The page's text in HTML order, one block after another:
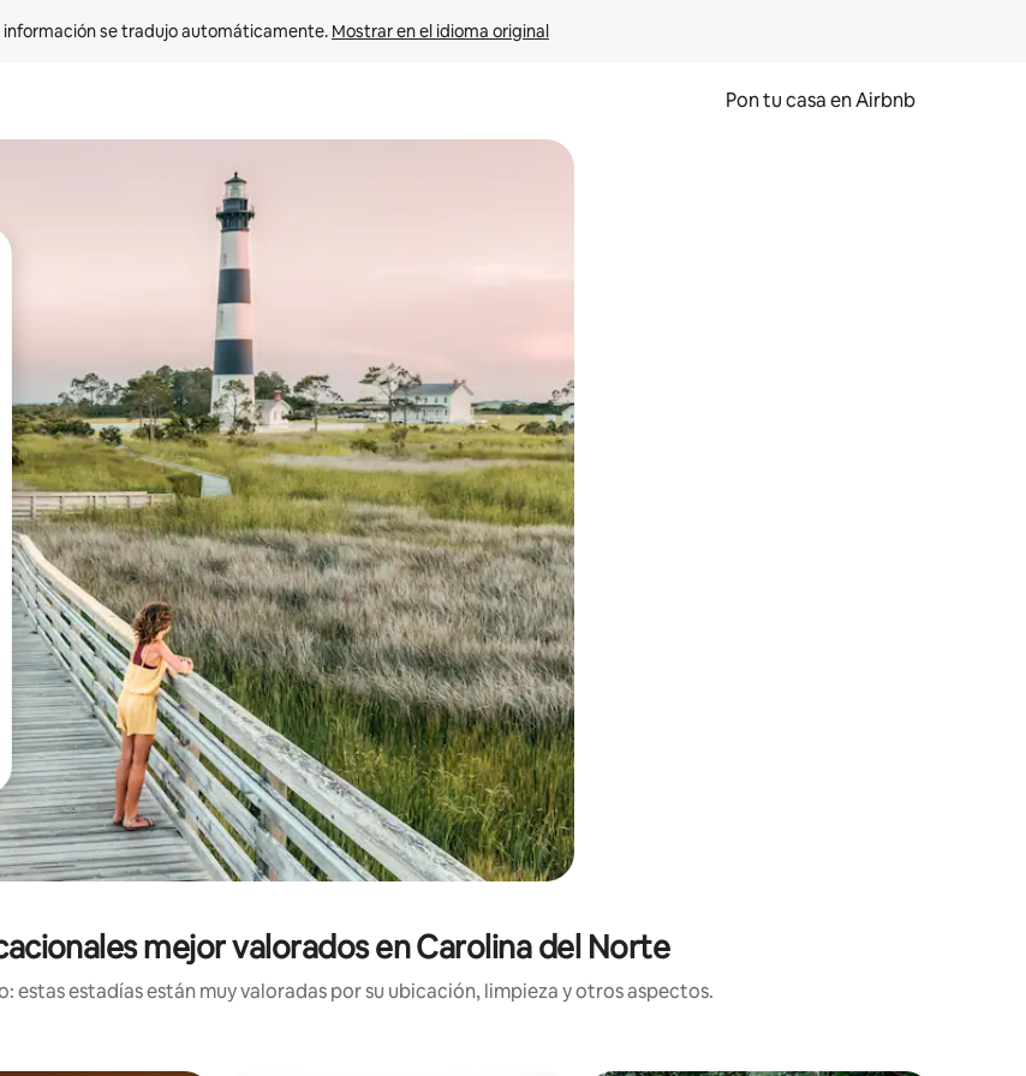
información se tradujo automáticamente. Mostrar en el idioma original
Pon tu casa en Airbnb
de flecha hacia arriba y hacia abajo o explora con el tacto o desliza el dedo.
mejor valorados en Carolina del Norte
estas estadías están muy valoradas por su ubicación, limpieza y otros aspectos.